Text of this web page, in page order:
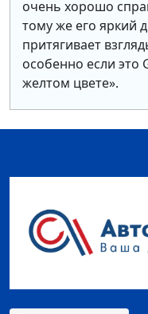
очень хорошо
тому же его яркий
притягивает
особенно если это
желтом цвете».